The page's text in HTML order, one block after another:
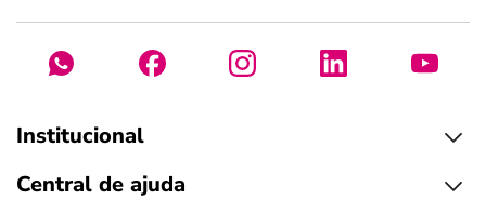
Institucional
Central de ajuda